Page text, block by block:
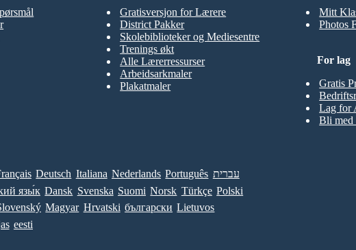
Mitt
Photos
Gratisversjon for Lærere
District Pakker
Skolebiblioteker og Mediesentre
Trenings økt
Alle Lærerressurser
Arbeidsarkmaler
Plakatmaler
For lag
Gratis
Lag for
Bli med
Deutsch Italiana Nederlands Português עברית
язы́к Dansk Svenska Suomi Norsk Türkçe Polski
Magyar Hrvatski български Lietuvos
eesti